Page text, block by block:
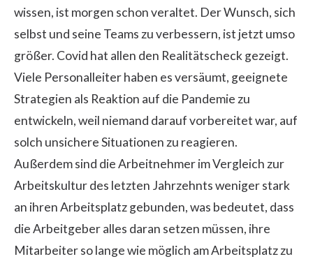
wissen, ist morgen schon veraltet. Der Wunsch, sich
selbst und seine Teams zu verbessern, ist jetzt umso
größer. Covid hat allen den Realitätscheck gezeigt.
Viele Personalleiter haben es versäumt, geeignete
Strategien als Reaktion auf die Pandemie zu
entwickeln, weil niemand darauf vorbereitet war, auf
solch unsichere Situationen zu reagieren.
Außerdem sind die Arbeitnehmer im Vergleich zur
Arbeitskultur des letzten Jahrzehnts weniger stark
an ihren Arbeitsplatz gebunden, was bedeutet, dass
die Arbeitgeber alles daran setzen müssen, ihre
Mitarbeiter so lange wie möglich am Arbeitsplatz zu